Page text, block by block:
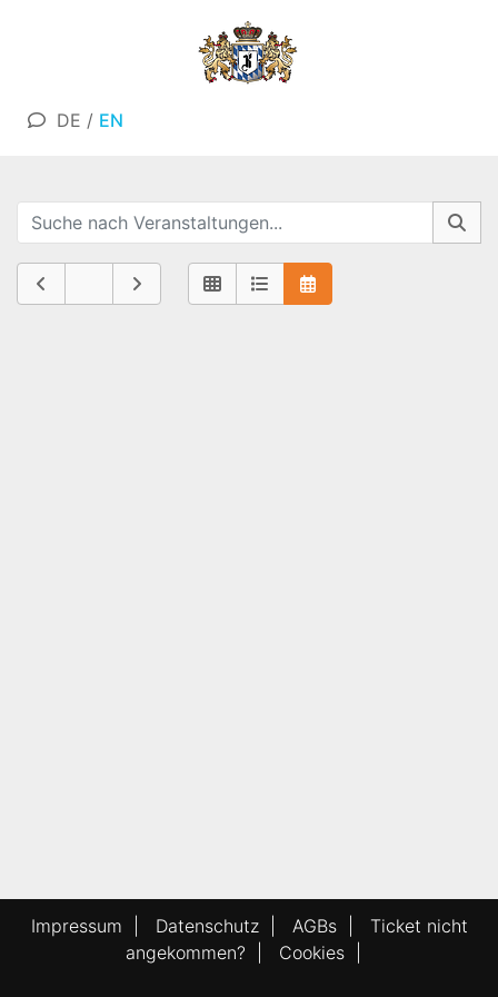
DE / EN
Impressum Datenschutz| AGBs| Ticket nicht
angekommen?
Cookies